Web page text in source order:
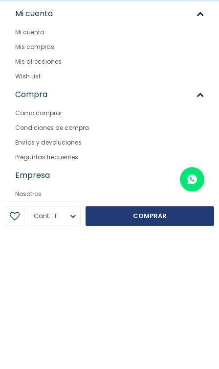
1 COMPRAR
Mi cuenta
Mi cuenta
Mis compras
Mis direcciones
Wish List
Compra
Como comprar
Condiciones de compra
Envíos y devoluciones
Preguntas frecuentes
Empresa
Nosotros